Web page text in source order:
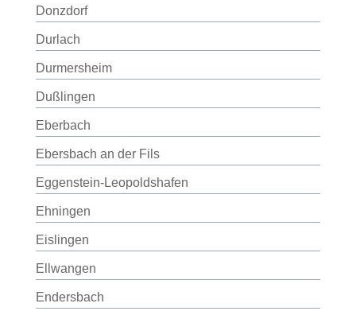
Donzdorf
Durlach
Durmersheim
Dußlingen
Eberbach
Ebersbach an der Fils
Eggenstein-Leopoldshafen
Ehningen
Eislingen
Ellwangen
Endersbach